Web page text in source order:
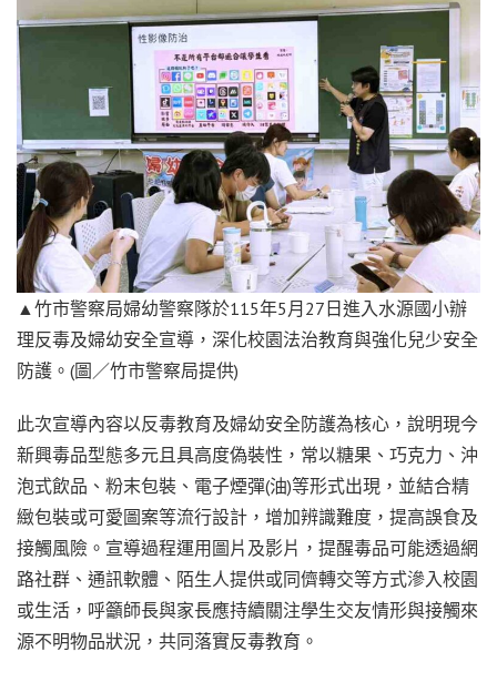
▲竹市警察局婦幼警察隊於115年5月27日進入水源國小辦
理反毒及婦幼安全宣導，深化校園法治教育與強化兒少安全
防護。(圖／竹市警察局提供)
此次宣導內容以反毒教育及婦幼安全防護為核心，說明現今
新興毒品型態多元且具高度偽裝性，常以糖果、巧克力、沖
泡式飲品、粉末包裝、電子煙彈(油)等形式出現，並結合精
緻包裝或可愛圖案等流行設計，增加辨識難度，提高誤食及
接觸風險。宣導過程運用圖片及影片，提醒毒品可能透過網
路社群、通訊軟體、陌生人提供或同儕轉交等方式滲入校園
或生活，呼籲師長與家長應持續關注學生交友情形與接觸來
源不明物品狀況，共同落實反毒教育。